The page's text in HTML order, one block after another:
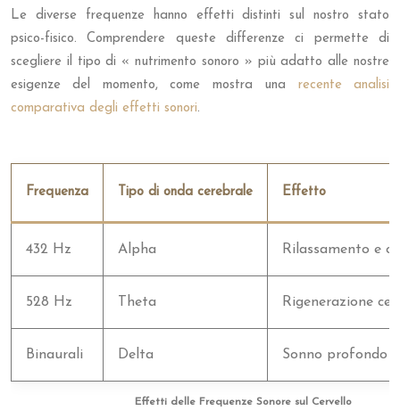
Le diverse frequenze hanno effetti distinti sul nostro stato
psico-fisico. Comprendere queste differenze ci permette di
scegliere il tipo di « nutrimento sonoro » più adatto alle nostre
esigenze del momento, come mostra una recente analisi
comparativa degli effetti sonori.
Effetti delle Frequenze Sonore sul Cervello
Frequenza Tipo di onda cerebrale Effetto
432 Hz Alpha Rilassamento e
528 Hz Theta Rigenerazione
Binaurali Delta Sonno profondo